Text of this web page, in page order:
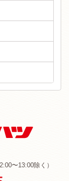
〜13:00除く）